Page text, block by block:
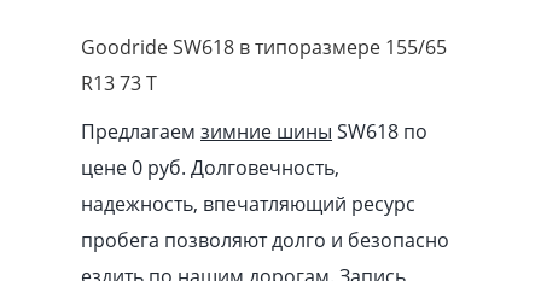
Goodride SW618 в типоразмере 155/65
R13 73 T
Предлагаем зимние шины SW618 по
цене 0 руб. Долговечность,
надежность, впечатляющий ресурс
пробега позволяют долго и безопасно
ездить по нашим дорогам. Запись